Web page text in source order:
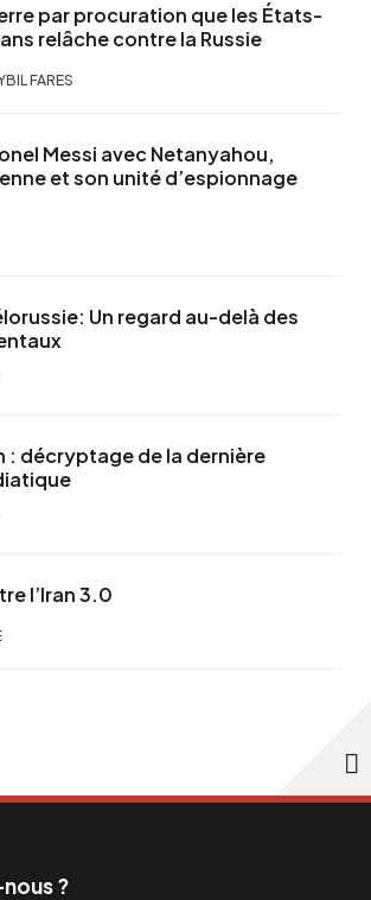
par procuration que les États-
relâche contre la Russie
FARES
Messi avec Netanyahou,
et son unité d’espionnage
Un regard au-delà des
: décryptage de la dernière
l’Iran 3.0
?